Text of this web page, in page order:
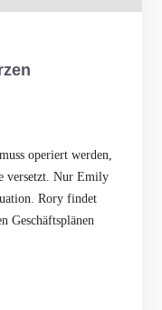
operiert werden,
versetzt. Nur Emily
Rory findet
Geschäftsplänen